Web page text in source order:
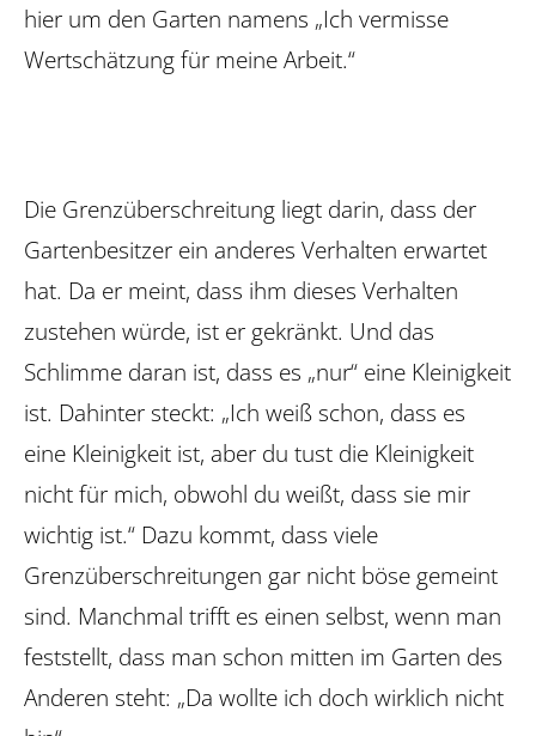
hier um den Garten namens „Ich vermisse
Wertschätzung für meine Arbeit.“
Die Grenzüberschreitung liegt darin, dass der
Gartenbesitzer ein anderes Verhalten erwartet
hat. Da er meint, dass ihm dieses Verhalten
zustehen würde, ist er gekränkt. Und das
Schlimme daran ist, dass es „nur“ eine Kleinigkeit
ist. Dahinter steckt: „Ich weiß schon, dass es
eine Kleinigkeit ist, aber du tust die Kleinigkeit
nicht für mich, obwohl du weißt, dass sie mir
wichtig ist.“ Dazu kommt, dass viele
Grenzüberschreitungen gar nicht böse gemeint
sind. Manchmal trifft es einen selbst, wenn man
feststellt, dass man schon mitten im Garten des
Anderen steht: „Da wollte ich doch wirklich nicht